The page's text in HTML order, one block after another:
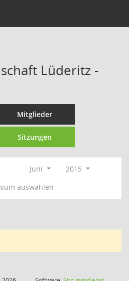
Lüderitz -
Mitglieder
Sitzungen
Juni
2015
auswählen